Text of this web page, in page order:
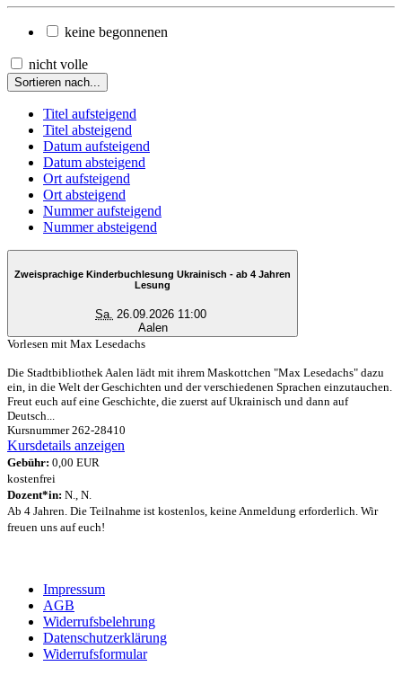
keine begonnenen
nicht volle
Sortieren nach...
Titel aufsteigend
Titel absteigend
Datum aufsteigend
Datum absteigend
Ort aufsteigend
Ort absteigend
Nummer aufsteigend
Nummer absteigend
Zweisprachige Kinderbuchlesung Ukrainisch - ab 4 Jahren
Lesung
Sa. 26.09.2026 11:00
Aalen
Vorlesen mit Max Lesedachs
Die Stadtbibliothek Aalen lädt mit ihrem Maskottchen "Max Lesedachs" dazu
ein, in die Welt der Geschichten und der verschiedenen Sprachen einzutauchen.
Freut euch auf eine Geschichte, die zuerst auf Ukrainisch und dann auf
Deutsch...
Kursnummer 262-28410
Kursdetails anzeigen
Gebühr: 0,00 EUR
kostenfrei
Dozent*in: N., N.
Ab 4 Jahren. Die Teilnahme ist kostenlos, keine Anmeldung erforderlich. Wir
freuen uns auf euch!
Impressum
AGB
Widerrufsbelehrung
Datenschutzerklärung
Widerrufsformular